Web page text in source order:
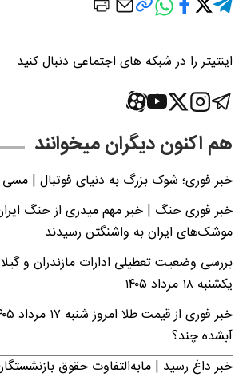
اینتیتر را در شبکه های اجتماعی دنبال کنید
هم اکنون دیگران میخوانند
خبر فوری؛‌ شوک بزرگ به دنیای فوتبال |
خبر فوری جنگ | خبر مهم میدری از جنگ
موشک‌های ایران به واشنگتن رسیدند
بررسی وضعیت تعطیلی ادارات مازندران و
یکشنبه ۱۸ مرداد ۱۴۰۵
آبشده چند؟
خبر داغ رسید | مابه‌التفاوت حقوق